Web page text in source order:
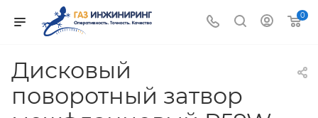
0
Дисковый
поворотный затвор